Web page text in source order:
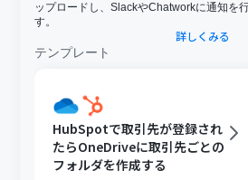
ップロードし、SlackやChatworkに通知を
す。
詳しくみる
テンプレート
HubSpotで取引先が登録され
たらOneDriveに取引先ごとの
フォルダを作成する